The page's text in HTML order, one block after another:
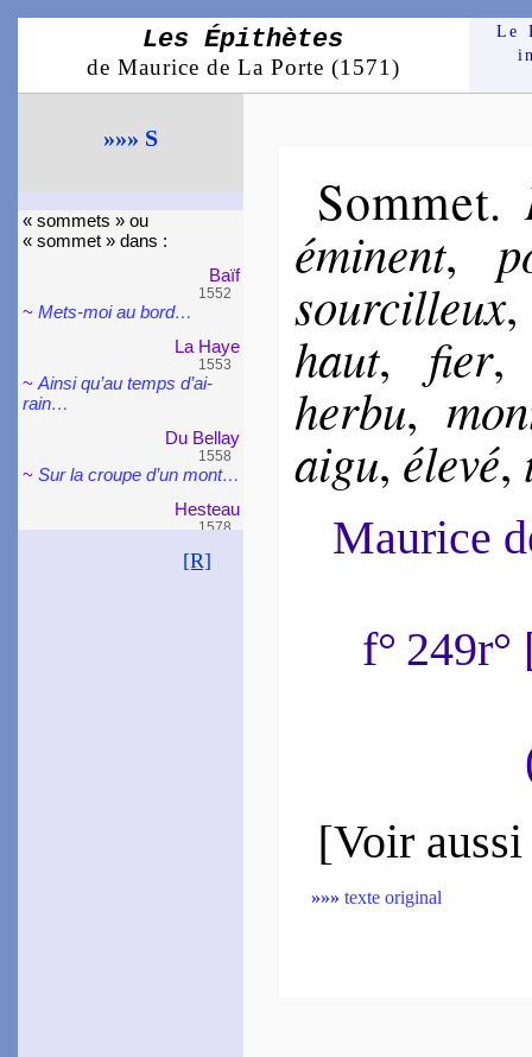
Les Épithètes
de Maurice de La Porte (1571)
Le
»»» S
« sommets » ou
« sommet » dans :
Baïf
1552
~Mets-moi au bord…
La Haye
1553
~Ainsi qu’au temps d’ai­
rain…
Du Bellay
1558
~Sur la croupe d’un mont…
Hes­teau
1578
[R]
Sommet.
émi­nent,
sour­cil­leux
haut, fier
her­bu,
aigu, éle­vé,
Maurice
f°
[Voir aussi
»»» texte original